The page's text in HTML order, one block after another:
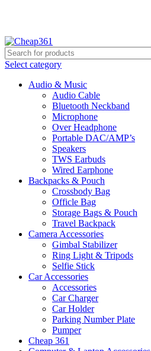
Select category
Audio & Music
Audio Cable
Bluetooth Neckband
Microphone
Over Headphone
Portable DAC/AMP’s
Speakers
TWS Earbuds
Wired Earphone
Backpacks & Pouch
Crossbody Bag
Officle Bag
Storage Bags & Pouch
Travel Backpack
Camera Accessories
Gimbal Stabilizer
Ring Light & Tripods
Selfie Stick
Car Accessories
Accessories
Car Charger
Car Holder
Parking Number Plate
Pumper
Cheap 361